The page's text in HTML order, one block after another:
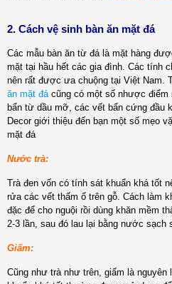
2. Cách vệ sinh bàn ăn mặt đá
Các mẫu bàn ăn từ đá là mặt hàng
mặt tại hầu hết các gia đình. Các tính
nên rất được ưa chuộng tại Việt Nam.
ăn mặt đácũng có một số nhược điểm
bẩn từ dầu mỡ, các vết bẩn cứng đầu
Decor giới thiệu đến bạn một số mẹo
mặt đá
Nước trà:
Trà đen vốn có tính sát khuẩn khá tốt
rửa các vết thấm ố trên gỗ. Cách làm
đặc để cho nguội rồi dùng khăn mềm
2-3 lần, sau đó lau lại bằng nước sạch
Giấm:
Cũng như trà như trên, giấm là